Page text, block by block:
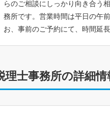
らのご相談にしっかり向き合う
務所です。営業時間は平日の午
お、事前のご予約にて、時間延
理士事務所の詳細情